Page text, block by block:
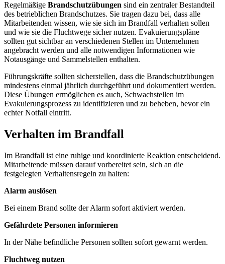
Regelmäßige Brandschutzübungen sind ein zentraler Bestandteil
des betrieblichen Brandschutzes. Sie tragen dazu bei, dass alle
Mitarbeitenden wissen, wie sie sich im Brandfall verhalten sollen
und wie sie die Fluchtwege sicher nutzen. Evakuierungspläne
sollten gut sichtbar an verschiedenen Stellen im Unternehmen
angebracht werden und alle notwendigen Informationen wie
Notausgänge und Sammelstellen enthalten.
Führungskräfte sollten sicherstellen, dass die Brandschutzübungen
mindestens einmal jährlich durchgeführt und dokumentiert werden.
Diese Übungen ermöglichen es auch, Schwachstellen im
Evakuierungsprozess zu identifizieren und zu beheben, bevor ein
echter Notfall eintritt.
Verhalten im Brandfall
Im Brandfall ist eine ruhige und koordinierte Reaktion entscheidend.
Mitarbeitende müssen darauf vorbereitet sein, sich an die
festgelegten Verhaltensregeln zu halten:
Alarm auslösen
Bei einem Brand sollte der Alarm sofort aktiviert werden.
Gefährdete Personen informieren
In der Nähe befindliche Personen sollten sofort gewarnt werden.
Fluchtweg nutzen